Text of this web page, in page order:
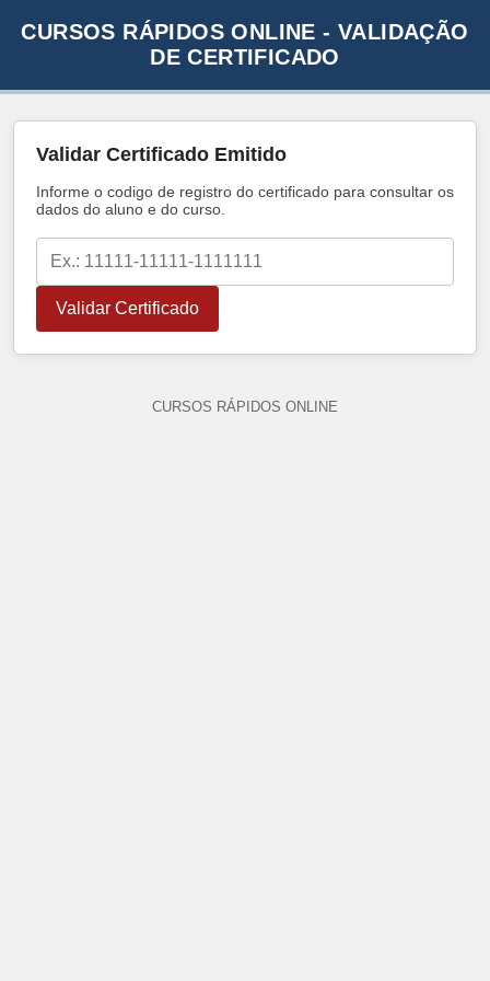
CURSOS RÁPIDOS ONLINE - VALIDAÇÃO
DE CERTIFICADO
Validar Certificado Emitido
Informe o codigo de registro do certificado para consultar os
dados do aluno e do curso.
Validar Certificado
CURSOS RÁPIDOS ONLINE